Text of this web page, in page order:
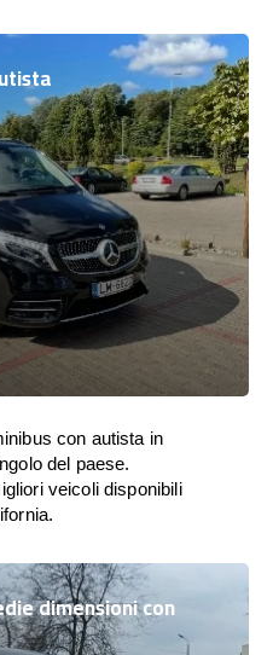
con autista in
del paese.
veicoli disponibili
dimensioni con